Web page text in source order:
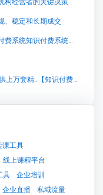
构经营者的关键决策
、稳定和长期成交
怎么做在线知识付费系统【怎么做在线知识付费系统知识付费系统系统怎么制作，知识付费系统搭建使用教程】
知识付费系统源码-八方源码,app,小程序等提供上万套精..【知识付费系统源码-八方源码,app,小程序等提供上万套精..知识付费系统系统怎么制作，知识付费系统搭建使用教程】
课工具
线上课程平台
具
企业培训
企业直播
私域流量